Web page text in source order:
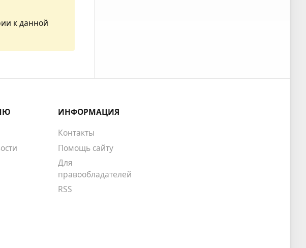
к данной
ИНФОРМАЦИЯ
Контакты
Помощь сайту
Для
правообладателей
RSS